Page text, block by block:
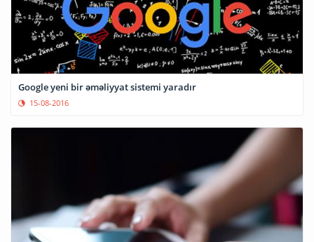
Google yeni bir əməliyyat sistemi yaradır
15-08-2016